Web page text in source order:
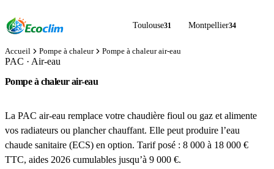
Toulouse31 Montpellier34
Accueil Pompe à chaleur Pompe à chaleur air-eau
PAC · Air-eau
Pompe à chaleur air-eau
La PAC air-eau remplace votre chaudière fioul ou gaz et alimente
vos radiateurs ou plancher chauffant. Elle peut produire l’eau
chaude sanitaire (ECS) en option. Tarif posé : 8 000 à 18 000 €
TTC, aides 2026 cumulables jusqu’à 9 000 €.